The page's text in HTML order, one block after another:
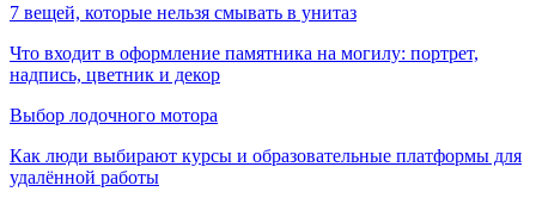
7 вещей, которые нельзя смывать в унитаз
Что входит в оформление памятника на могилу: портрет,
надпись, цветник и декор
Выбор лодочного мотора
Как люди выбирают курсы и образовательные платформы для
удалённой работы